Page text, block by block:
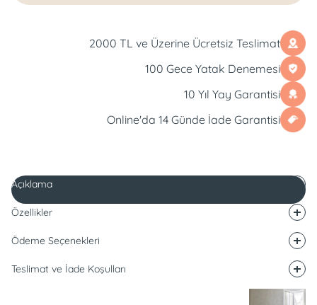
2000 TL ve Üzerine Ücretsiz Teslimat
100 Gece Yatak Denemesi
10 Yıl Yay Garantisi
Online'da 14 Günde İade Garantisi
Açıklama
Özellikler
Ödeme Seçenekleri
Teslimat ve İade Koşulları